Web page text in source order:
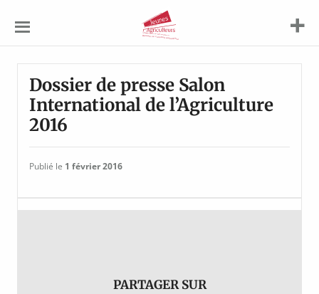
Agriculteurs
Dossier de presse Salon
International de l’Agriculture
2016
Publié le 1 février 2016
PARTAGER SUR